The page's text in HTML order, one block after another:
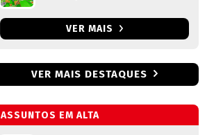
VER MAIS
VER MAIS DESTAQUES
ASSUNTOS EM ALTA